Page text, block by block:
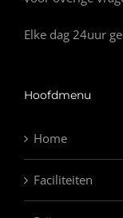
Elke dag 24uur
Hoofdmenu
Home
Faciliteiten